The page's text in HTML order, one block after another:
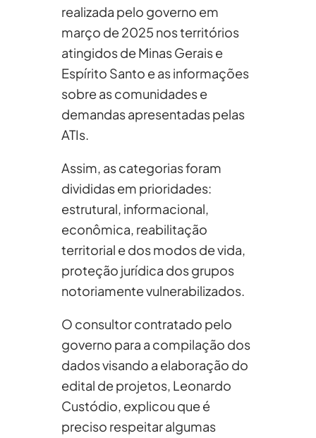
realizada pelo governo em
março de 2025 nos territórios
atingidos de Minas Gerais e
Espírito Santo e as informações
sobre as comunidades e
demandas apresentadas pelas
ATIs.
Assim, as categorias foram
divididas em prioridades:
estrutural, informacional,
econômica, reabilitação
territorial e dos modos de vida,
proteção jurídica dos grupos
notoriamente vulnerabilizados.
O consultor contratado pelo
governo para a compilação dos
dados visando a elaboração do
edital de projetos, Leonardo
Custódio, explicou que é
preciso respeitar algumas